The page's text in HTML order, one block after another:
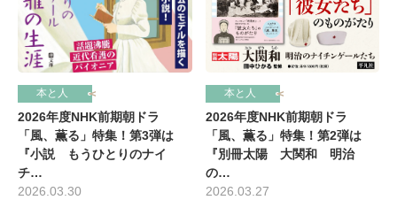
本と人
2026年度NHK前期朝ドラ
「風、薫る」特集！第3弾は
『小説 もうひとりのナイ
チ…
2026.03.30
本と人
2026年度NHK前期朝ドラ
「風、薫る」特集！第2弾は
『別冊太陽 大関和 明治
の…
2026.03.27